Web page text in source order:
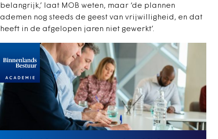
belangrijk,’ laat MOB weten, maar ‘de plannen
ademen nog steeds de geest van vrijwilligheid, en dat
heeft in de afgelopen jaren niet gewerkt’.